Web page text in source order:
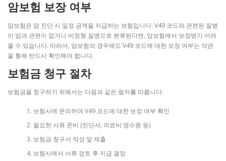
암보험 보장 여부
암보험은 암 진단 시 일정 금액을 지급하는 보험입니다. V49 코드와 관련된 질병
이 암과 관련이 없거나 비정형 질병으로 분류된다면, 암보험에서 보장받기 어려
울 수 있습니다. 따라서, 암보험의 경우에도 V49 코드에 대한 보장 여부는 약관
을 통해 반드시 확인해야 합니다.
보험금 청구 절차
보험금을 청구하기 위해서는 다음과 같은 절차를 따릅니다:
보험사에 문의하여 V49 코드에 대한 보장 여부 확인
필요한 서류 준비 (진단서, 의료비 영수증 등)
보험금 청구서 작성 및 제출
보험사에서 서류 검토 후 지급 결정